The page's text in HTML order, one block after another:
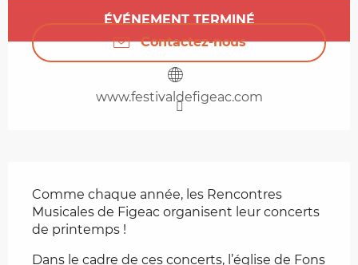
Ouverture et coordonnées
ÉVÉNEMENT TERMINÉ
Contactez-nous
www.festivaldefigeac.com
Comme chaque année, les Rencontres
Musicales de Figeac organisent leur concerts
de printemps !
Dans le cadre de ces concerts, l’église de Fons